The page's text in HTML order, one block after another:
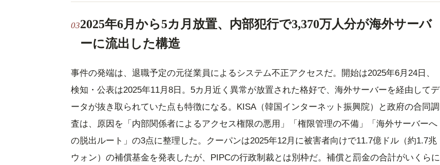
2025年6月から5カ月放置、内部犯行で3,370万人分が海外サーバ
ーに流出した構造
事件の発端は、退職予定の元従業員によるシステム不正アクセスだ。開始は2025年6月24日、
検知・公表は2025年11月8日。5カ月近く異常が放置された格好で、海外サーバーを経由してデ
ータが抜き取られていた点も特徴になる。KISA（韓国インターネット振興院）と政府の合同調
査は、原因を「内部関係者によるアクセス権限の悪用」「権限管理の不備」「海外サーバーへ
の脱出ルート」の3点に整理した。クーパンは2025年12月に被害者向けで11.7億ドル（約1.7兆
ウォン）の補償基金を発表したが、PIPCの行政制裁とは別枠だ。補償と罰金の合計がいくらに